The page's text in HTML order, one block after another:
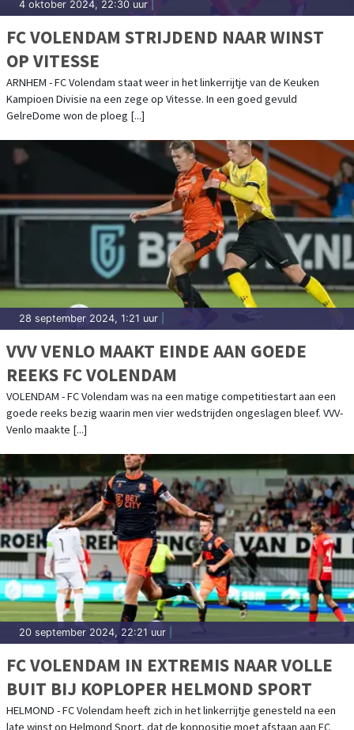
4 oktober 2024, 22:30 uur
FC VOLENDAM STRIJDEND NAAR WINST
OP VITESSE
ARNHEM - FC Volendam staat weer in het linkerrijtje van de Keuken
Kampioen Divisie na een zege op Vitesse. In een goed gevuld
GelreDome won de ploeg [...]
28 september 2024, 1:21 uur
VVV VENLO MAAKT EINDE AAN GOEDE
REEKS FC VOLENDAM
VOLENDAM - FC Volendam was na een matige competitiestart aan een
goede reeks bezig waarin men vier wedstrijden ongeslagen bleef. VVV-
Venlo maakte [...]
20 september 2024, 22:21 uur
FC VOLENDAM IN EXTREMIS NAAR VOLLE
BUIT BIJ KOPLOPER HELMOND SPORT
HELMOND - FC Volendam heeft zich in het linkerrijtje genesteld na een
late winst op Helmond Sport, dat de koppositie moet afstaan aan FC